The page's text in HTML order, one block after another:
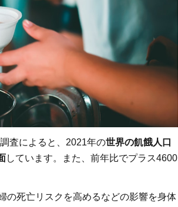
査によると、2021年の世界の飢餓人口
しています。また、前年比でプラス4600
の死亡リスクを高めるなどの影響を身体